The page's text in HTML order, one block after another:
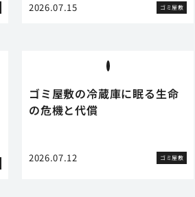
2026.07.15 ゴミ屋敷
ゴミ屋敷の冷蔵庫に眠る生命
の危機と代償
2026.07.12 ゴミ屋敷